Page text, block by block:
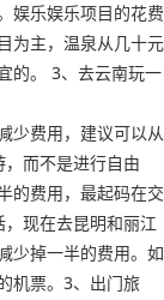
娱乐娱乐项目的花费
为主，温泉从几十元
的。 3、去云南玩一
少费用，建议可以从
而不是进行自由
的费用，最起码在交
现在去昆明和丽江
少掉一半的费用。如
机票。3、出门旅